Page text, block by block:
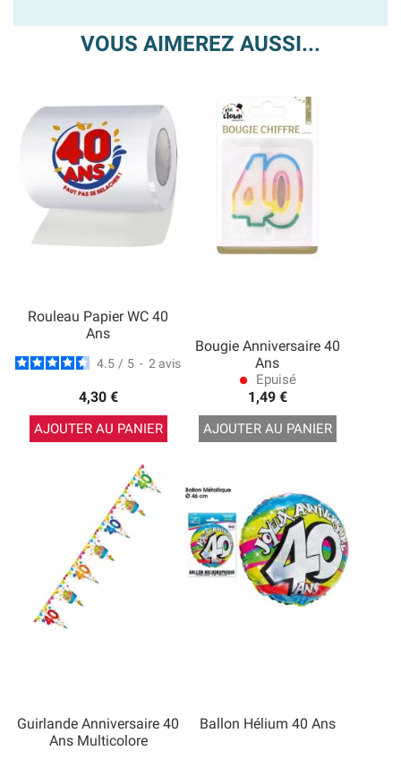
VOUS AIMEREZ AUSSI...
Rouleau Papier WC 40
Ans
4.5 / 5 - 2 avis
4,30 €
AJOUTER AU PANIER
Bougie Anniversaire 40
Ans
lens Epuisé
1,49 €
AJOUTER AU PANIER
Guirlande Anniversaire 40
Ans Multicolore
Ballon Hélium 40 Ans